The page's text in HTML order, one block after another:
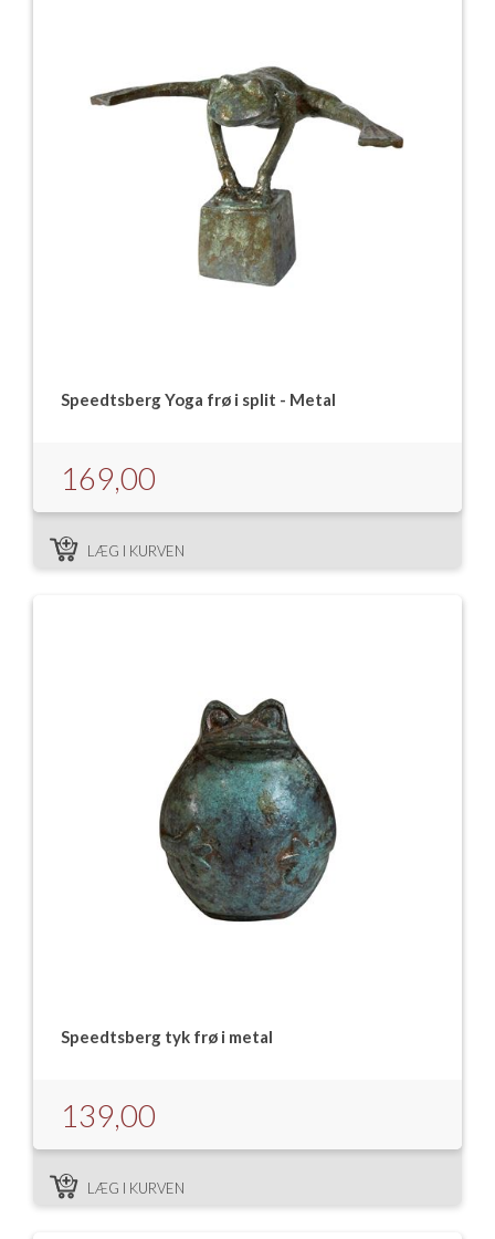
Speedtsberg Yoga frø i split - Metal
169,00
LÆG I KURVEN
Speedtsberg tyk frø i metal
139,00
LÆG I KURVEN